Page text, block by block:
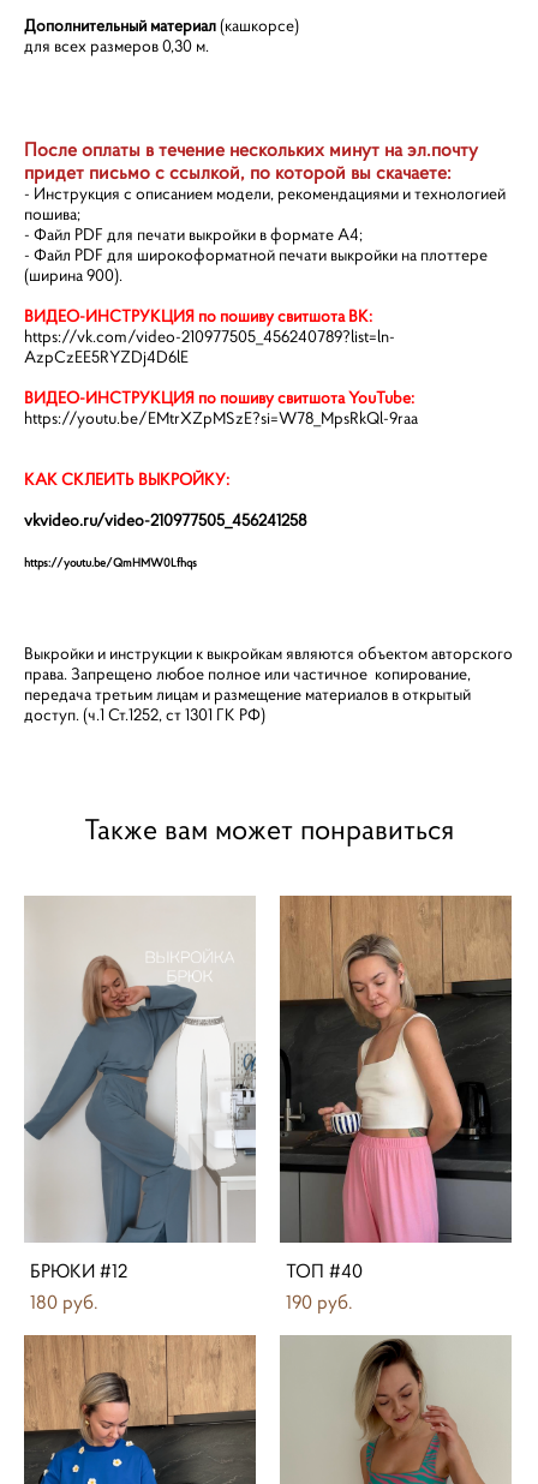
Дополнительный материал(кашкорсе)
для всех размеров 0,30 м.
После оплаты в течение нескольких минут на эл.почту
придет письмо с ссылкой, по которой вы скачаете:
- Инструкция с описанием модели, рекомендациями и технологией
пошива;
- Файл PDF для печати выкройки в формате А4;
- Файл PDF для широкоформатной печати выкройки на плоттере
(ширина 900).
ВИДЕО-ИНСТРУКЦИЯ по пошиву свитшота ВК:
https://vk.com/video-210977505_456240789?list=ln-
AzpCzEE5RYZDj4D6lE
ВИДЕО-ИНСТРУКЦИЯ по пошиву свитшота YouTube:
https://youtu.be/EMtrXZpMSzE?si=W78_MpsRkQl-9raa
КАК СКЛЕИТЬ ВЫКРОЙКУ:
vkvideo.ru/video-210977505_456241258
https://youtu.be/QmHMW0Lfhqs
Выкройки и инструкции к выкройкам являются объектом авторского
права. Запрещено любое полное или частичное копирование,
передача третьим лицам и размещение материалов в открытый
доступ. (ч.1 Ст.1252, ст 1301 ГК РФ)
Также вам может понравиться
БРЮКИ #12
180 pуб.
ТОП #40
190 pуб.